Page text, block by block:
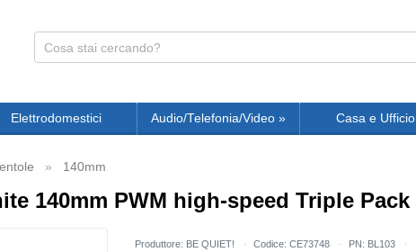
Elettrodomestici Audio/Telefonia/Video » Casa e Ufficio
140mm
140mm PWM high-speed Triple Pack
Produttore: BE QUIET! Codice: CE73748
PN: BL103